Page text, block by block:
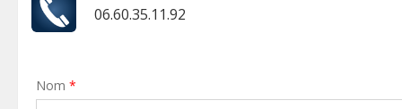
06.60.35.11.92
Nom *